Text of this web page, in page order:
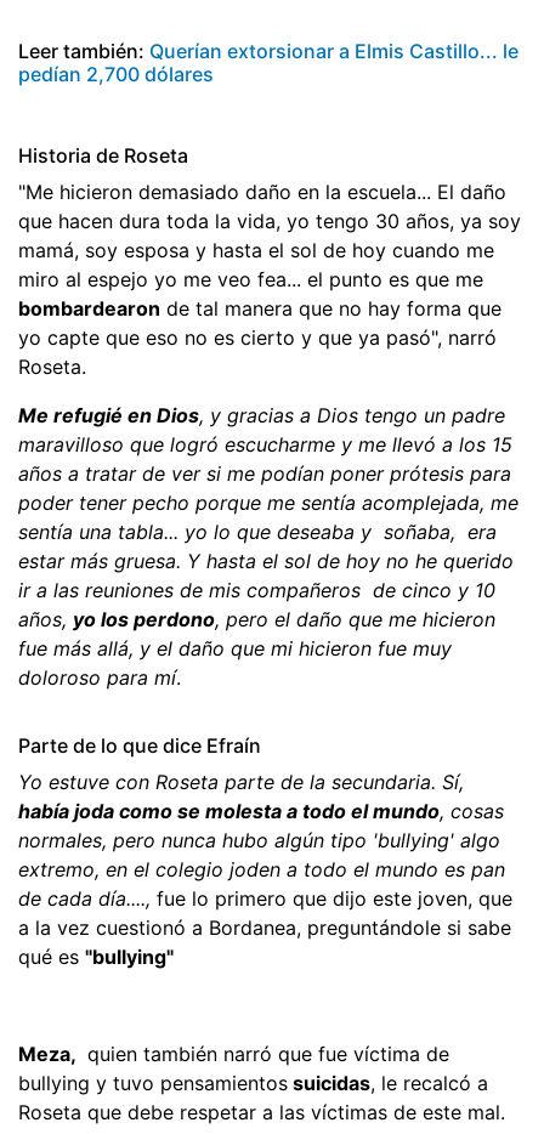
Leer también: Querían extorsionar a Elmis Castillo... le
pedían 2,700 dólares
Historia de Roseta
"Me hicieron demasiado daño en la escuela... El daño
que hacen dura toda la vida, yo tengo 30 años, ya soy
mamá, soy esposa y hasta el sol de hoy cuando me
miro al espejo yo me veo fea... el punto es que me
bombardearon de tal manera que no hay forma que
yo capte que eso no es cierto y que ya pasó", narró
Roseta.
Me refugié en Dios, y gracias a Dios tengo un padre
maravilloso que logró escucharme y me llevó a los 15
años a tratar de ver si me podían poner prótesis para
poder tener pecho porque me sentía acomplejada, me
sentía una tabla... yo lo que deseaba y soñaba, era
estar más gruesa. Y hasta el sol de hoy no he querido
ir a las reuniones de mis compañeros de cinco y 10
años, yo los perdono, pero el daño que me hicieron
fue más allá, y el daño que mi hicieron fue muy
doloroso para mí.
Parte de lo que dice Efraín
Yo estuve con Roseta parte de la secundaria. Sí,
había joda como se molesta a todo el mundo, cosas
normales, pero nunca hubo algún tipo 'bullying' algo
extremo, en el colegio joden a todo el mundo es pan
de cada día...., fue lo primero que dijo este joven, que
a la vez cuestionó a Bordanea, preguntándole si sabe
qué es "bullying"
Meza, quien también narró que fue víctima de
bullying y tuvo pensamientos suicidas, le recalcó a
Roseta que debe respetar a las víctimas de este mal.